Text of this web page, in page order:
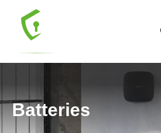
Batteries